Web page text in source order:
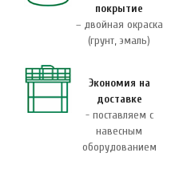
покрытие
– двойная окраска
(грунт, эмаль)
Экономия на
доставке
- поставляем с
навесным
оборудованием